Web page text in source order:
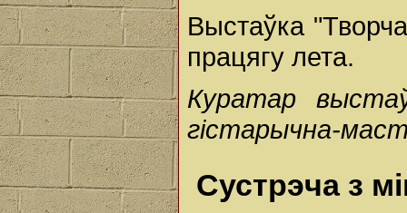
Выстаўка
працягу лета.
Куратар
гістарычна-
Сустрэча з